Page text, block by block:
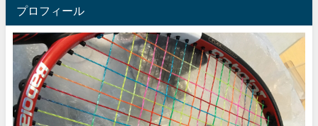
プロフィール